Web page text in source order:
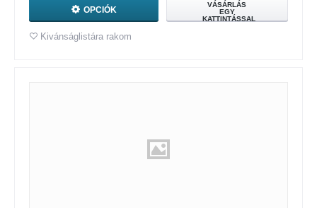
OPCIÓK
VÁSÁRLÁS
EGY
KATTINTÁSSAL
Kivánságlistára rakom